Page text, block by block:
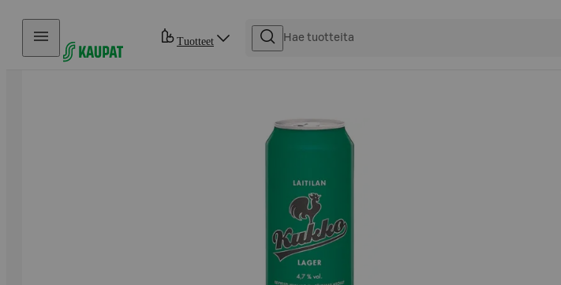
Hyppää sisältöön
Tuotteet